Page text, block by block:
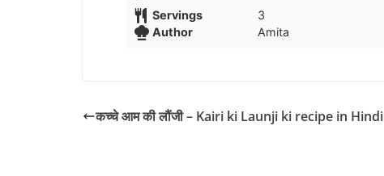
Servings
3
Author
Amita
कच्चे आम की लौंजी – Kairi ki Launji ki recipe in Hindi